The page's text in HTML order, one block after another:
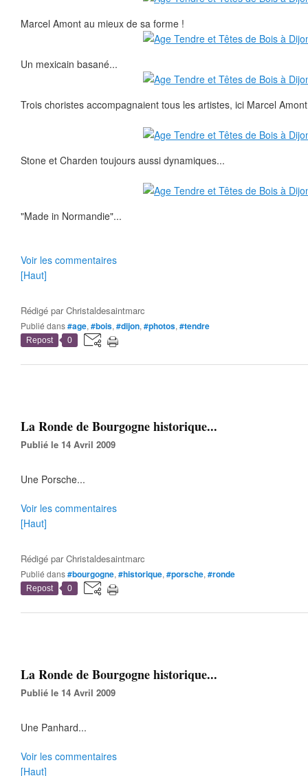
Marcel Amont au mieux de sa forme !
Un mexicain basané...
Trois choristes accompagnaient tous les artistes, ici Marcel
Stone et Charden toujours aussi dynamiques...
"Made in Normandie"...
Voir les commentaires
[Haut]
Rédigé parChristaldesaintmarc
Publié dans#age, #bois, #dijon, #photos, #tendre
Repost 0
La Ronde de Bourgogne historique...
Publié le 14 Avril 2009
Une Porsche...
Voir les commentaires
[Haut]
Rédigé parChristaldesaintmarc
Publié dans#bourgogne, #historique, #porsche, #ronde
Repost 0
La Ronde de Bourgogne historique...
Publié le 14 Avril 2009
Une Panhard...
Voir les commentaires
[Haut]